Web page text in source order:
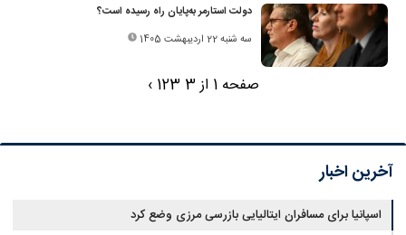
دولت استارمر به‌پایان راه رسیده است؟
سه شنبه 22 اردیبهشت 1405
صفحه 1 از 3 123
›
آخرین اخبار
اسپانیا برای مسافران ایتالیایی بازرسی مرزی وضع کرد